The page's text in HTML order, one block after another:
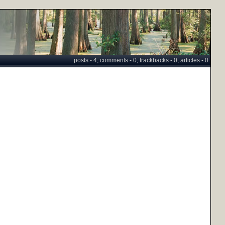
posts - 4, comments - 0, trackbacks - 0, articles - 0